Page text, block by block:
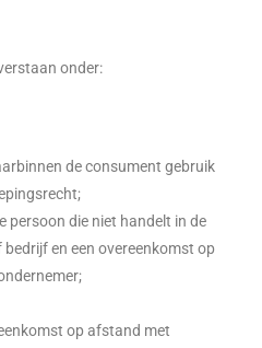
onder:
de consument gebruik
persoon die niet handelt in de
en een overeenkomst op
op afstand met